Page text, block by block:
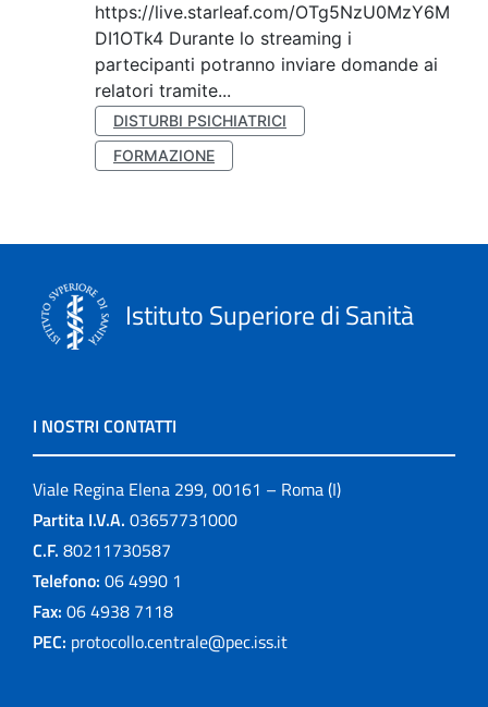
https://live.starleaf.com/OTg5NzU0MzY6M
DI1OTk4 Durante lo streaming i
partecipanti potranno inviare domande ai
relatori tramite...
DISTURBI PSICHIATRICI
FORMAZIONE
Istituto Superiore di Sanità
I NOSTRI CONTATTI
Viale Regina Elena 299, 00161 – Roma (I)
Partita I.V.A. 03657731000
C.F. 80211730587
Telefono: 06 4990 1
Fax: 06 4938 7118
PEC: protocollo.centrale@pec.iss.it